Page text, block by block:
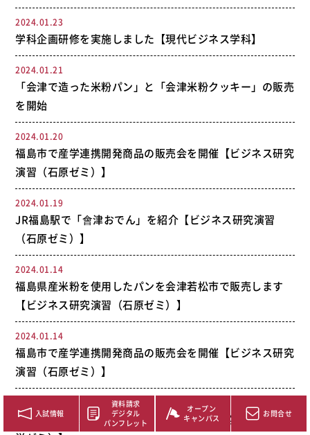
2024.01.23
学科企画研修を実施しました【現代ビジネス学科】
2024.01.21
「会津で造った米粉パン」と「会津米粉クッキー」の販売
を開始
2024.01.20
福島市で産学連携開発商品の販売会を開催【ビジネス研究
演習（石原ゼミ）】
2024.01.19
JR福島駅で「會津おでん」を紹介【ビジネス研究演習
（石原ゼミ）】
2024.01.14
福島県産米粉を使用したパンを会津若松市で販売します
【ビジネス研究演習（石原ゼミ）】
2024.01.14
福島市で産学連携開発商品の販売会を開催【ビジネス研究
演習（石原ゼミ）】
地域企業で実習を行いました【ビジネス実践実習（佐藤千
入試情報
資料請求
デジタル
パンフレット
オープン
キャンパス
お問合せ